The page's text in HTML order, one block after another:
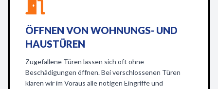
ÖFFNEN VON WOHNUNGS- UND
HAUSTÜREN
Zugefallene Türen lassen sich oft ohne
Beschädigungen öffnen. Bei verschlossenen Türen
klären wir im Voraus alle nötigen Eingriffe und